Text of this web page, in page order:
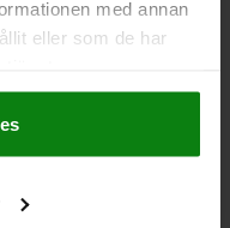
med annan
eller som de har
B=30
10